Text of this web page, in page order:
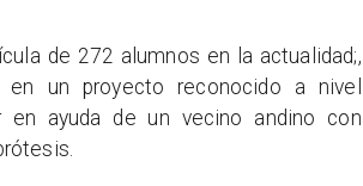
de 272 alumnos en la actualidad;,
un proyecto reconocido a nivel
en ayuda de un vecino andino con